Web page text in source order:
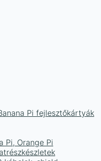
Pi fejlesztőkártyák
Pi, Orange Pi